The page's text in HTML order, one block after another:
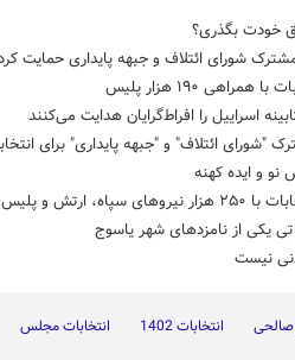
خودت بگذری؟
شورای ائتلاف و جبهه پایداری حمایت
۱۹۰ هزار پلیس
اسراییل را افراط‌گرایان هدایت می‌کنند
"شورای ائتلاف" و "جبهه پایداری" برای
نو و ایده کهنه
ارتش و پلیس
یکی از نامزدهای شهر یاسوج
نیست
صالحی انتخابات 1402 انتخابات مجلس